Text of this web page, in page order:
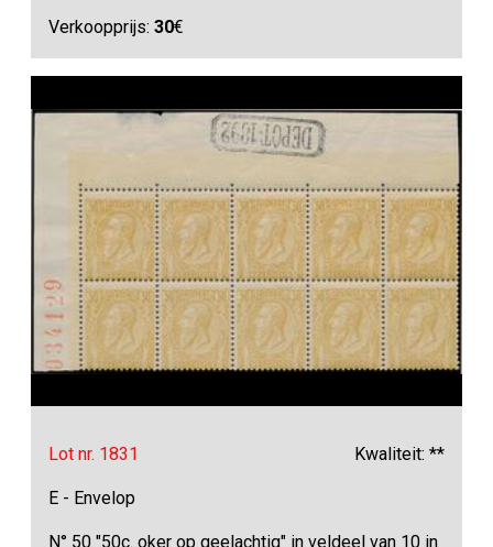
Verkoopprijs:30€
Lot nr. 1831 Kwaliteit: **
E - Envelop
N° 50 "50c. oker op geelachtig" in veldeel van 10 in